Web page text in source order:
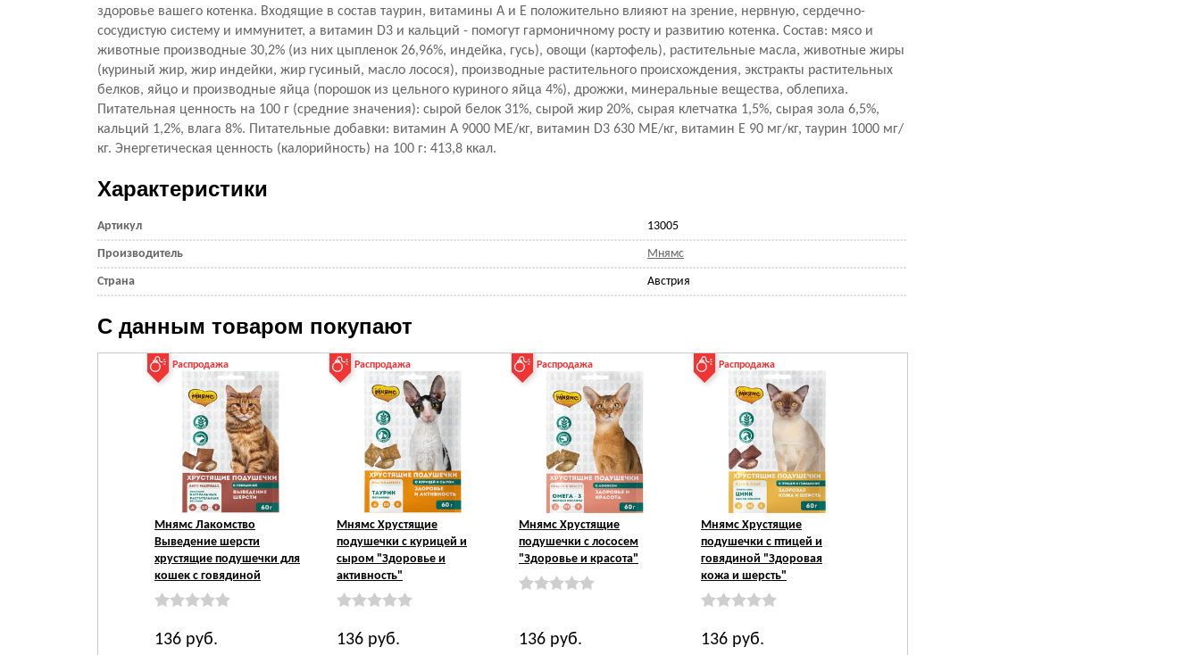
здоровье вашего котенка. Входящие в состав таурин, витамины А и Е положительно влияют на зрение, нервную, сердечно-
сосудистую систему и иммунитет, а витамин D3 и кальций - помогут гармоничному росту и развитию котенка. Состав: мясо и
животные производные 30,2% (из них цыпленок 26,96%, индейка, гусь), овощи (картофель), растительные масла, животные жиры
(куриный жир, жир индейки, жир гусиный, масло лосося), производные растительного происхождения, экстракты растительных
белков, яйцо и производные яйца (порошок из цельного куриного яйца 4%), дрожжи, минеральные вещества, облепиха.
Питательная ценность на 100 г (средние значения): сырой белок 31%, сырой жир 20%, сырая клетчатка 1,5%, сырая зола 6,5%,
кальций 1,2%, влага 8%. Питательные добавки: витамин А 9000 МЕ/кг, витамин D3 630 МЕ/кг, витамин Е 90 мг/кг, таурин 1000 мг/
кг. Энергетическая ценность (калорийность) на 100 г: 413,8 ккал.
Характеристики
Артикул 13005
Производитель Мнямс
Страна Австрия
С данным товаром покупают
Распродажа
Мнямс Лакомство
Выведение шерсти
хрустящие подушечки для
кошек с говядиной
136 руб.
Распродажа
Мнямс Хрустящие
подушечки с курицей и
сыром "Здоровье и
активность"
136 руб.
Распродажа
Мнямс Хрустящие
подушечки с лососем
"Здоровье и красота"
136 руб.
Распродажа
Мнямс Хрустящие
подушечки с птицей и
говядиной "Здоровая
кожа и шерсть"
136 руб.